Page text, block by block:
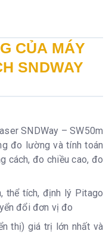
CỦA MÁY
SNDWAY
SNDWay – SW50m
đo lường và tính toán
cách, đo chiều cao, đo
thể tích, định lý Pitago
đổi đơn vị đo
thị) giá trị lớn nhất và